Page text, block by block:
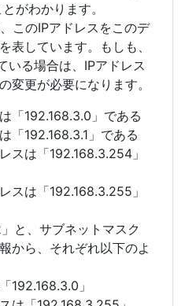
がわかります。
このIPアドレスをこのデ
表しています。もしも、
いる場合は、IPアドレス
変更が必要になります。
「192.168.3.0」である
「192.168.3.1」である
スは「192.168.3.254」
スは「192.168.3.255」
と、サブネットマスク
から、それぞれ以下のよ
192.168.3.0」